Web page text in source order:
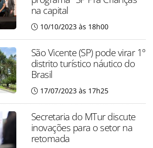
na capital
10/10/2023 às 18h00
São Vicente (SP) pode virar 1º
distrito turístico náutico do
Brasil
17/07/2023 às 17h25
Secretaria do MTur discute
inovações para o setor na
retomada